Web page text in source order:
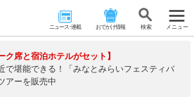
ニュース･連載 おでかけ情報 検 索 メニュー
ク席と宿泊ホテルがセット】
で堪能できる！「みなとみらいフェスティバ
アーを販売中